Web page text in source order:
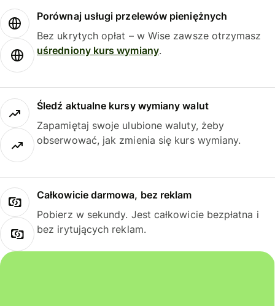
Porównaj usługi przelewów pieniężnych
Bez ukrytych opłat – w Wise zawsze otrzymasz
uśredniony kurs wymiany.
Śledź aktualne kursy wymiany walut
Zapamiętaj swoje ulubione waluty, żeby
obserwować, jak zmienia się kurs wymiany.
Całkowicie darmowa, bez reklam
Pobierz w sekundy. Jest całkowicie bezpłatna i
bez irytujących reklam.